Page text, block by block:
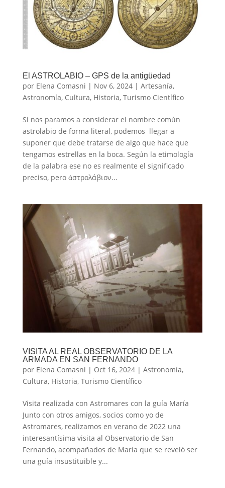
El ASTROLABIO – GPS de la antigüedad
por Elena Comasni | Nov 6, 2024| Artesanía,
Astronomía, Cultura, Historia, Turismo Científico
Si nos paramos a considerar el nombre común
astrolabio de forma literal, podemos llegar a
suponer que debe tratarse de algo que hace que
tengamos estrellas en la boca. Según la etimología
de la palabra ese no es realmente el significado
preciso, pero ἀστρολάβιον...
VISITA AL REAL OBSERVATORIO DE LA
ARMADA EN SAN FERNANDO
por Elena Comasni | Oct 16, 2024| Astronomía,
Cultura, Historia, Turismo Científico
Visita realizada con Astromares con la guía María
Junto con otros amigos, socios como yo de
Astromares, realizamos en verano de 2022 una
interesantísima visita al Observatorio de San
Fernando, acompañados de María que se reveló ser
una guía insustituible y...